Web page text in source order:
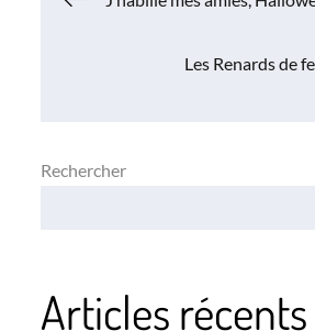
Les Renards de
Rechercher
Articles récents